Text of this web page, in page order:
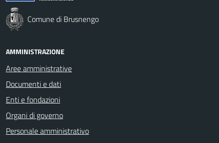
Comune di Brusnengo
AMMINISTRAZIONE
Aree amministrative
Documenti e dati
Enti e fondazioni
Organi di governo
Personale amministrativo